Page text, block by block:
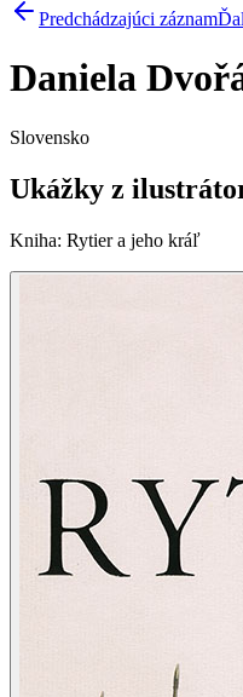
Predchádzajúci záznam
Daniela
Slovensko
Ukážky z
Kniha: Rytier a jeho kráľ